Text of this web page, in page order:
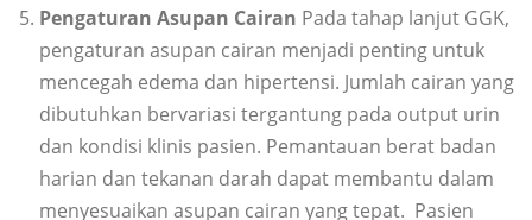
Pengaturan Asupan Cairan Pada tahap lanjut GGK,
pengaturan asupan cairan menjadi penting untuk
mencegah edema dan hipertensi. Jumlah cairan yang
dibutuhkan bervariasi tergantung pada output urin
dan kondisi klinis pasien. Pemantauan berat badan
harian dan tekanan darah dapat membantu dalam
menyesuaikan asupan cairan yang tepat. Pasien